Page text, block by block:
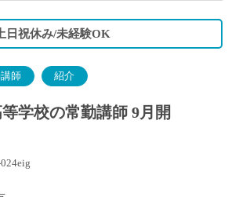
日祝休み/未経験OK
師 紹介
学校の常勤講師 9月開